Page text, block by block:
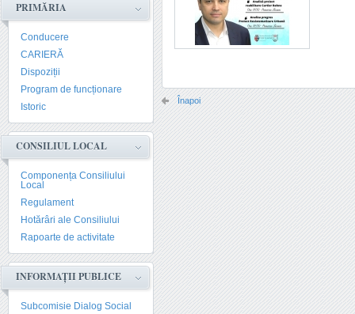
PRIMĂRIA
Conducere
CARIERĂ
Dispoziții
Program de funcționare
Istoric
CONSILIUL LOCAL
Componența Consiliului
Local
Regulament
Hotărâri ale Consiliului
Rapoarte de activitate
INFORMAȚII PUBLICE
Subcomisie Dialog Social
Înapoi